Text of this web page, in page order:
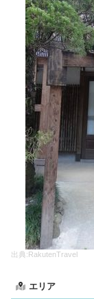
出典:RakutenTravel
エリア